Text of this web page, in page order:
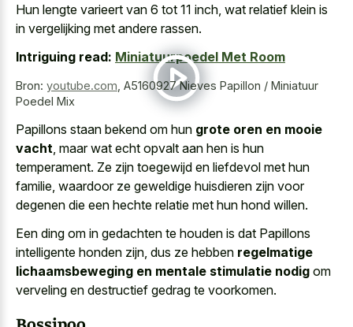
Hun lengte varieert van 6 tot 11 inch, wat relatief klein is
in vergelijking met andere rassen.
Intriguing read: Miniatuurpoedel Met Room
Bron: youtube.com A5160927 Nieves Papillon / Miniatuur
Poedel Mix
Papillons staan bekend om hun grote oren en mooie
vacht , maar wat echt opvalt aan hen is hun
temperament. Ze zijn toegewijd en liefdevol met hun
familie, waardoor ze geweldige huisdieren zijn voor
degenen die een hechte relatie met hun hond willen.
Een ding om in gedachten te houden is dat Papillons
intelligente honden zijn, dus ze hebben regelmatige
lichaamsbeweging en mentale stimulatie nodig om
verveling en destructief gedrag te voorkomen.